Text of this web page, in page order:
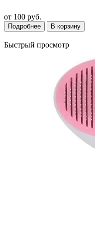
от 100 руб.
Подробнее В корзину
Быстрый просмотр